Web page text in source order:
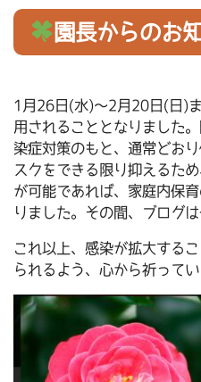
園長からのお
1月26日(水)～2月20日(日)
用されることとなりました
染症対策のもと、通常どお
スクをできる限り抑えるた
が可能であれば、家庭内保
りました。その間、ブログ
これ以上、感染が拡大する
られるよう、心から祈ってい